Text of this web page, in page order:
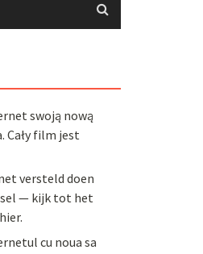
swoją nową
Cały film jest
versteld doen
— kijk tot het
cu noua sa